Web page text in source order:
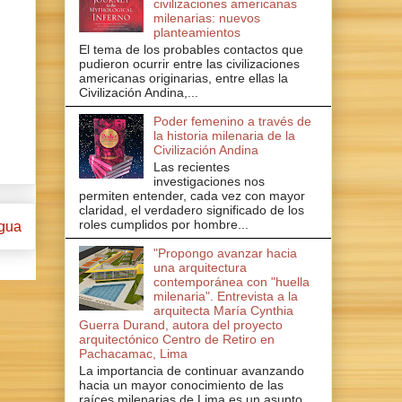
civilizaciones americanas
milenarias: nuevos
planteamientos
El tema de los probables contactos que
pudieron ocurrir entre las civilizaciones
americanas originarias, entre ellas la
Civilización Andina,...
Poder femenino a través de
la historia milenaria de la
Civilización Andina
Las recientes
investigaciones nos
permiten entender, cada vez con mayor
claridad, el verdadero significado de los
roles cumplidos por hombre...
"Propongo avanzar hacia
una arquitectura
contemporánea con "huella
milenaria". Entrevista a la
arquitecta María Cynthia
Guerra Durand, autora del proyecto
arquitectónico Centro de Retiro en
Pachacamac, Lima
La importancia de continuar avanzando
hacia un mayor conocimiento de las